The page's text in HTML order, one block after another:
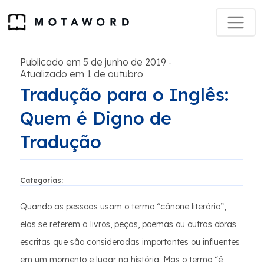
Publicado em 5 de junho de 2019 -
Atualizado em 1 de outubro
Tradução para o Inglês:
Quem é Digno de
Tradução
Categorias:
Quando as pessoas usam o termo “cânone literário”,
elas se referem a livros, peças, poemas ou outras obras
escritas que são consideradas importantes ou influentes
em um momento e lugar na história. Mas o termo “é